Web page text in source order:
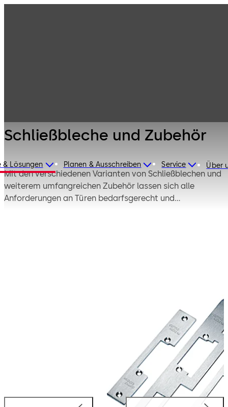
& Lösungen Planen & Ausschreiben Service Über
Schließbleche und Zubehör
Mit den verschiedenen Varianten von Schließblechen und
weiterem umfangreichen Zubehör lassen sich alle
Anforderungen an Türen bedarfsgerecht und